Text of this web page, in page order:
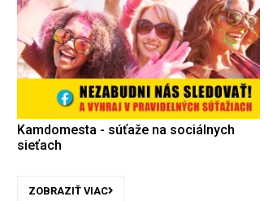
Kamdomesta - súťaže na sociálnych
sieťach
ZOBRAZIŤ VIAC